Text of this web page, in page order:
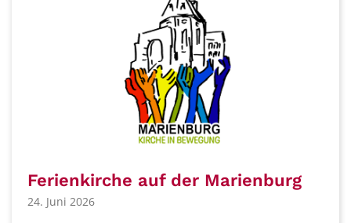
Ferienkirche auf der Marienburg
24. Juni 2026